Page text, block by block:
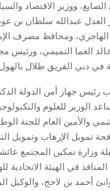
ووزير الاقتصاد
العدل عبدالله سلطان بن
الهاجري، ومحافظ مصرف
العما التميمي، ورئيس
في دبي الفريق طلال
رئيس جهاز أمن الدولة
الوزير للعلوم
والأمين العام للجنة
تمويل الإرهاب وتمويل
وزارة تمكين المجتمع
في الهيئة الاتحادية
أحمد بن لاحج، والوكيل